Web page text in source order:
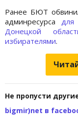
Ранее БЮТ
админресурса для
Донецкой
избирателями.
Не пропусти
bigmir)net в